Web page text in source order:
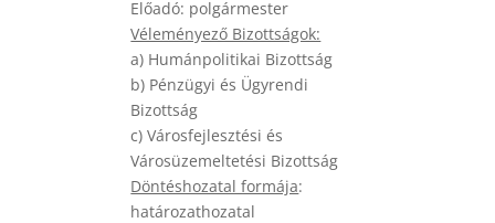
Előadó: polgármester
Véleményező Bizottságok:
a) Humánpolitikai Bizottság
b) Pénzügyi és Ügyrendi
Bizottság
c) Városfejlesztési és
Városüzemeltetési Bizottság
Döntéshozatal formája:
határozathozatal